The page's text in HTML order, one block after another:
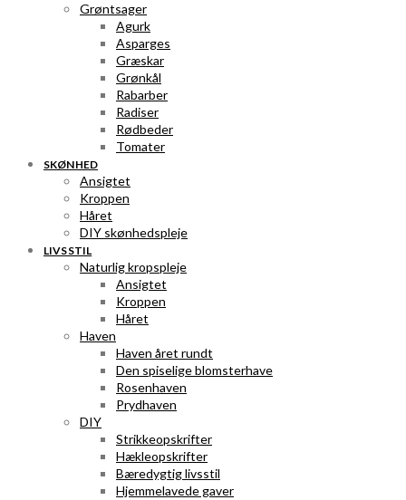
Grøntsager
Agurk
Asparges
Græskar
Grønkål
Rabarber
Radiser
Rødbeder
Tomater
SKØNHED
Ansigtet
Kroppen
Håret
DIY skønhedspleje
LIVSSTIL
Naturlig kropspleje
Ansigtet
Kroppen
Håret
Haven
Haven året rundt
Den spiselige blomsterhave
Rosenhaven
Prydhaven
DIY
Strikkeopskrifter
Hækleopskrifter
Bæredygtig livsstil
Hjemmelavede gaver